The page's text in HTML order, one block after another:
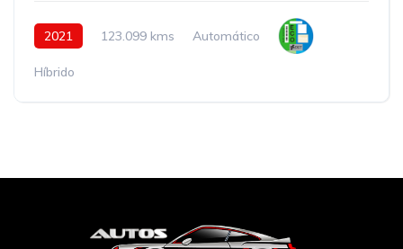
2021 123.099 kms Automático
Híbrido